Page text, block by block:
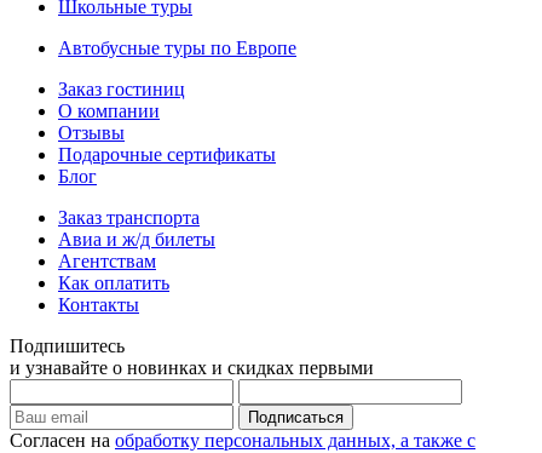
Школьные туры
Автобусные туры по Европе
Заказ гостиниц
О компании
Отзывы
Подарочные сертификаты
Блог
Заказ транспорта
Авиа и ж/д билеты
Агентствам
Как оплатить
Контакты
Подпишитесь
и узнавайте о новинках и скидках первыми
Согласен на обработку персональных данных, а также с